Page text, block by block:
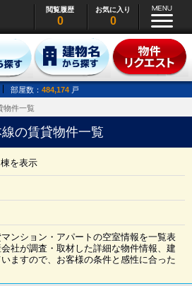
閲覧履歴
0
お気に入り
0
部屋数： 484,174 戸
物件一覧
の賃貸物件一覧
棟を表示
ンション・アパートの空室情報を一覧表
社が調査・取材した詳細な物件情報、建
ますので、お客様の条件と感性に合った